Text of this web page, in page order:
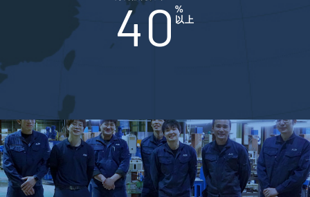
40 %
以上